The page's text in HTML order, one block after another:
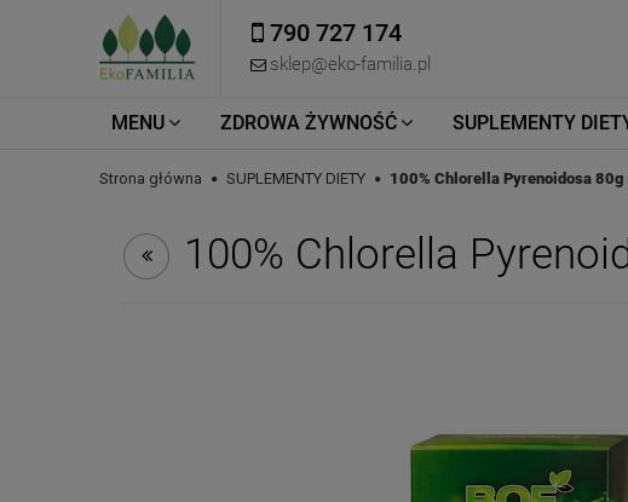
790 727 174
sklep@eko-familia.pl
MENU ZDROWA ŻYWNOŚĆ SUPLEMENTY
Strona główna SUPLEMENTY DIETY 100% Chlorella Pyrenoidosa
100% Chlorella